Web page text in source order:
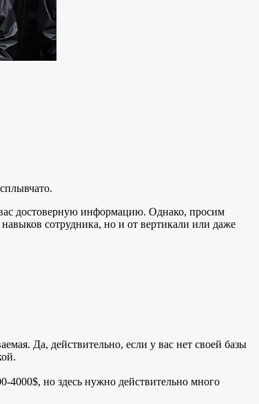
достоверную информацию. Однако, просим
сотрудника, но и от вертикали или даже
Да, действительно, если у вас нет своей базы
4000$, но здесь нужно действительно много